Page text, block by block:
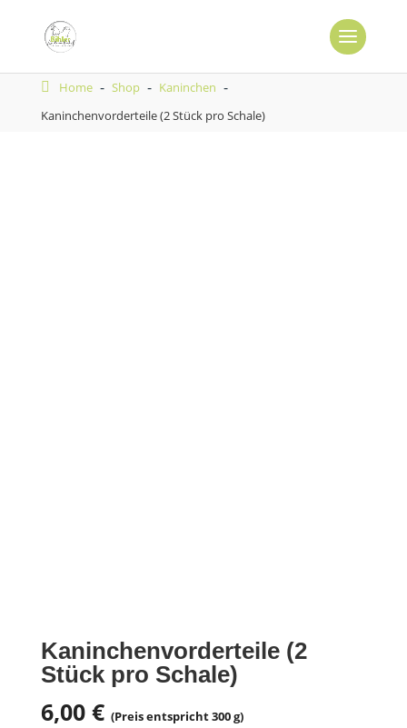
Home - Shop - Kaninchen -
Kaninchenvorderteile (2 Stück pro Schale)
Kaninchenvorderteile (2
Stück pro Schale)
6,00 € (Preis entspricht 300 g)